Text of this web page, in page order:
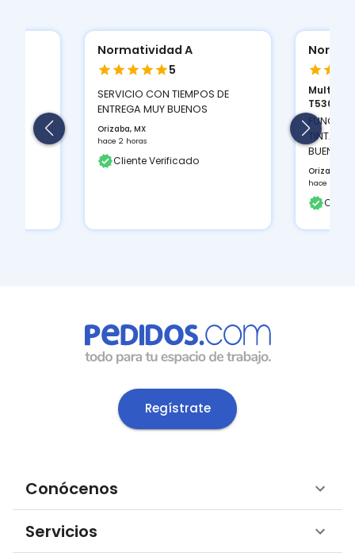
Normatividad A
5
Multifuncional Brother DCP-
T530D...
TINTAS QUE TRAE TIENEN MUY
BUEN CONTRASTE DE COLOR...
Orizaba, MX
2000 S...
LA
AYUDA A
Orizaba,
hace 2
Regístrate
Conócenos
Servicios